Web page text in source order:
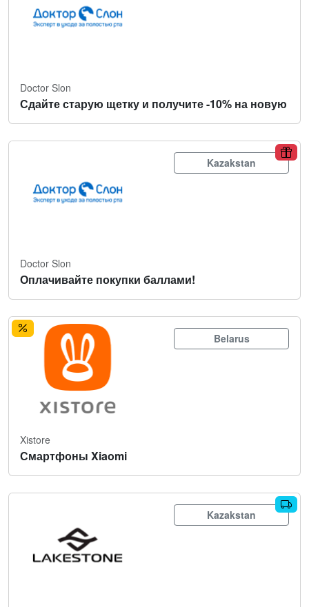
Doctor Slon
Сдайте старую щетку и получите -10% на новую
Kazakstan
Doctor Slon
Оплачивайте покупки баллами!
Belarus
Xistore
Смартфоны Xiaomi
Kazakstan